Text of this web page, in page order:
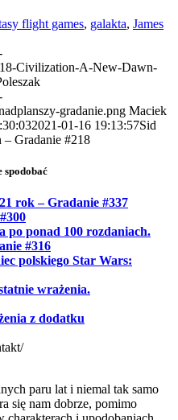
flight games, galakta, James
Civilization-A-New-Dawn-
gradanie.png Maciek
2021-01-16 19:13:57Sid
Gradanie #218
spodobać
rok – Gradanie #337
po ponad 100 rozdaniach.
#316
polskiego Star Wars:
wrażenia.
z dodatku
paru lat i niemal tak samo
się nam dobrze, pomimo